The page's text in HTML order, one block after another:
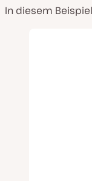
In diesem